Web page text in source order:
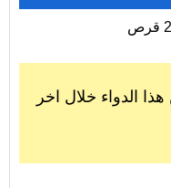
الدواء خلال اخر